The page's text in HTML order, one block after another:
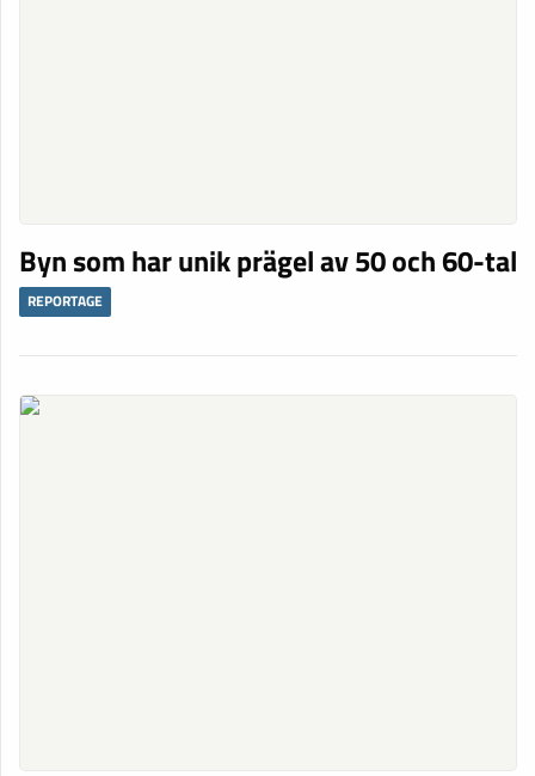
Byn som har unik prägel av 50 och 60-tal
REPORTAGE